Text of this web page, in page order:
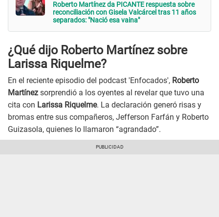
Roberto Martínez da PICANTE respuesta sobre
reconciliación con Gisela Valcárcel tras 11 años
separados: "Nació esa vaina"
¿Qué dijo Roberto Martínez sobre
Larissa Riquelme?
En el reciente episodio del podcast 'Enfocados', Roberto
Martínez sorprendió a los oyentes al revelar que tuvo una
cita con Larissa Riquelme. La declaración generó risas y
bromas entre sus compañeros, Jefferson Farfán y Roberto
Guizasola, quienes lo llamaron “agrandado”.